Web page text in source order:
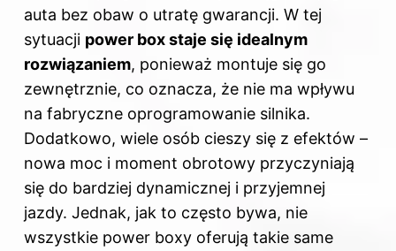
auta bez obaw o utratę gwarancji. W tej
sytuacji power box staje się idealnym
rozwiązaniem, ponieważ montuje się go
zewnętrznie, co oznacza, że nie ma wpływu
na fabryczne oprogramowanie silnika.
Dodatkowo, wiele osób cieszy się z efektów –
nowa moc i moment obrotowy przyczyniają
się do bardziej dynamicznej i przyjemnej
jazdy. Jednak, jak to często bywa, nie
wszystkie power boxy oferują takie same